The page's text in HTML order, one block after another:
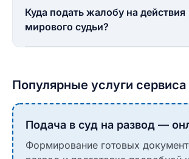
Куда подать жалобу на действия
мирового судьи?
Популярные услуги
Подача в суд на развод —
Формирование готовых